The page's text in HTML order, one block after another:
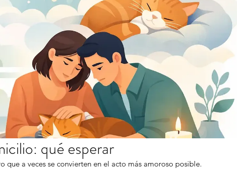
qué esperar
a veces se convierten en el acto más amoroso posible.